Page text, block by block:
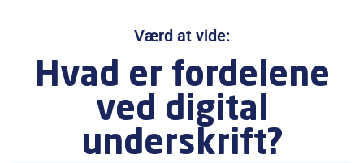
Værd at vide:
Hvad er fordelene
ved digital
underskrift?